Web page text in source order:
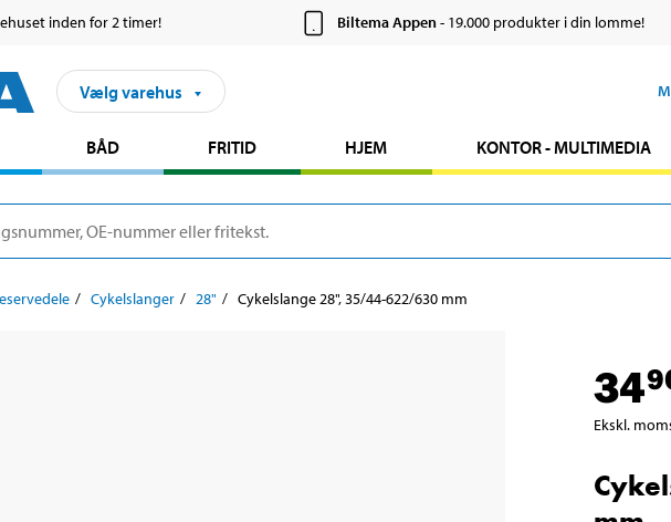
inden for 2 timer! Biltema Appen- 19.000 produkter i din lomme!
Vælg varehus
BÅD FRITID HJEM KONTOR - MULTIMEDIA
Cykelslanger 28" Cykelslange 28", 35/44-622/630 mm
34
Ekskl.